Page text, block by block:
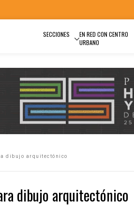
SECCIONES
EN RED CON CENTRO
URBANO
dibujo arquitectónico
dibujo arquitectónico